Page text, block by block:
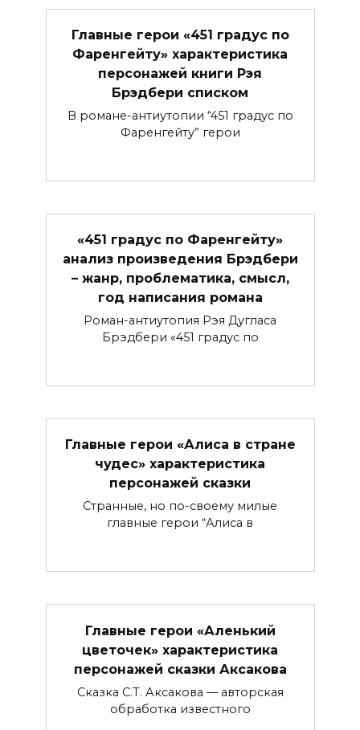
Главные герои «451 градус по
Фаренгейту» характеристика
персонажей книги Рэя
Брэдбери списком
В романе-антиутопии “451 градус по
Фаренгейту” герои
«451 градус по Фаренгейту»
анализ произведения Брэдбери
– жанр, проблематика, смысл,
год написания романа
Роман-антиутопия Рэя Дугласа
Брэдбери «451 градус по
Главные герои «Алиса в стране
чудес» характеристика
персонажей сказки
Странные, но по-своему милые
главные герои “Алиса в
Главные герои «Аленький
цветочек» характеристика
персонажей сказки Аксакова
Сказка С.Т. Аксакова — авторская
обработка известного